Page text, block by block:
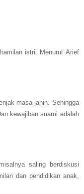
istri. Menurut Arief
masa janin. Sehingga
kewajiban suami adalah
saling berdiskusi
dan pendidikan anak,